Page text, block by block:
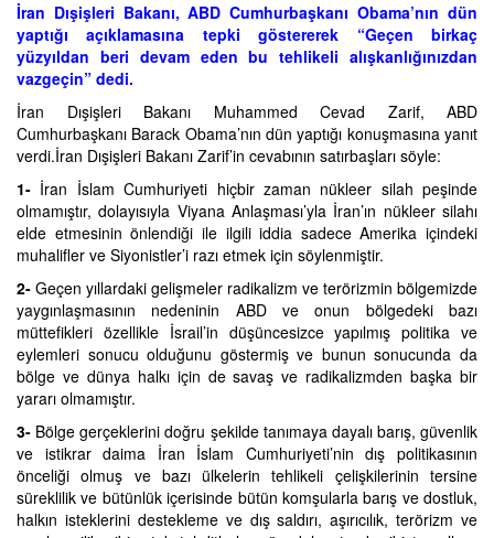
İran Dışişleri Bakanı, ABD Cumhurbaşkanı Obama’nın dün
yaptığı açıklamasına tepki göstererek “Geçen birkaç
yüzyıldan beri devam eden bu tehlikeli alışkanlığınızdan
vazgeçin” dedi.
İran Dışişleri Bakanı Muhammed Cevad Zarif, ABD
Cumhurbaşkanı Barack Obama’nın dün yaptığı konuşmasına yanıt
verdi.İran Dışişleri Bakanı Zarif’in cevabının satırbaşları söyle:
1- İran İslam Cumhuriyeti hiçbir zaman nükleer silah peşinde
olmamıştır, dolayısıyla Viyana Anlaşması’yla İran’ın nükleer silahı
elde etmesinin önlendiği ile ilgili iddia sadece Amerika içindeki
muhalifler ve Siyonistler’i razı etmek için söylenmiştir.
2- Geçen yıllardaki gelişmeler radikalizm ve terörizmin bölgemizde
yaygınlaşmasının nedeninin ABD ve onun bölgedeki bazı
müttefikleri özellikle İsrail’in düşüncesizce yapılmış politika ve
eylemleri sonucu olduğunu göstermiş ve bunun sonucunda da
bölge ve dünya halkı için de savaş ve radikalizmden başka bir
yararı olmamıştır.
3- Bölge gerçeklerini doğru şekilde tanımaya dayalı barış, güvenlik
ve istikrar daima İran İslam Cumhuriyeti’nin dış politikasının
önceliği olmuş ve bazı ülkelerin tehlikeli çelişkilerinin tersine
süreklilik ve bütünlük içerisinde bütün komşularla barış ve dostluk,
halkın isteklerini destekleme ve dış saldırı, aşırıcılık, terörizm ve